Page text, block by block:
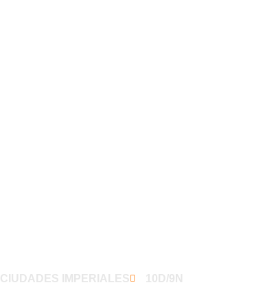
CIUDADES IMPERIALES 10D/9N